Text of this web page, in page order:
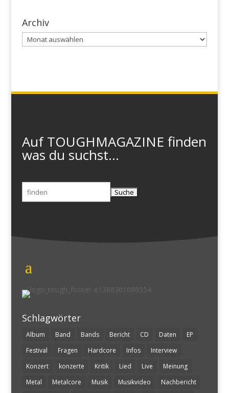
Archiv
Archiv
Auf TOUGHMAGAZINE finden
was du suchst...
Suchen
nach:
Schlagwörter
Album Band Bands Bericht CD Daten
EP
Festival
Fragen Hardcore Infos
Interview
Konzert
konzerte Kritik Lied Live
Meinung
Metal
Metalcore Musik Musikvideo Nachbericht